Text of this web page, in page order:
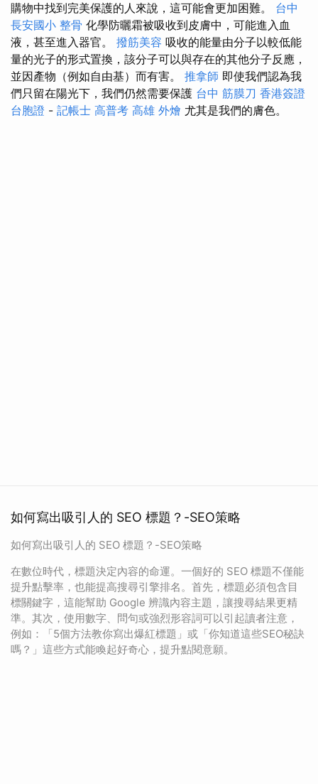
購物中找到完美保護的人來說，這可能會更加困難。 台中
長安國小 整骨 化學防曬霜被吸收到皮膚中，可能進入血
液，甚至進入器官。 撥筋美容 吸收的能量由分子以較低能
量的光子的形式置換，該分子可以與存在的其他分子反應，
並因產物（例如自由基）而有害。 推拿師 即使我們認為我
們只留在陽光下，我們仍然需要保護 台中 筋膜刀 香港簽證
台胞證 - 記帳士 高普考 高雄 外燴 尤其是我們的膚色。
如何寫出吸引人的 SEO 標題？-SEO策略
如何寫出吸引人的 SEO 標題？-SEO策略
在數位時代，標題決定內容的命運。一個好的 SEO 標題不僅能
提升點擊率，也能提高搜尋引擎排名。首先，標題必須包含目
標關鍵字，這能幫助 Google 辨識內容主題，讓搜尋結果更精
準。其次，使用數字、問句或強烈形容詞可以引起讀者注意，
例如：「5個方法教你寫出爆紅標題」或「你知道這些SEO秘訣
嗎？」這些方式能喚起好奇心，提升點閱意願。